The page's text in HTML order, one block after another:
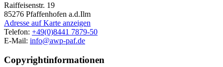
Raiffeisenstr. 19
85276 Pfaffenhofen a.d.Ilm
Adresse auf Karte anzeigen
Telefon: +49(0)8441 7879-50
E-Mail: info@awp-paf.de
Copyrightinformationen